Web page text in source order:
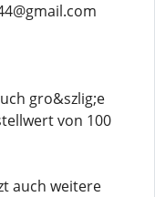
gro&szlig;e
von 100
auch weitere